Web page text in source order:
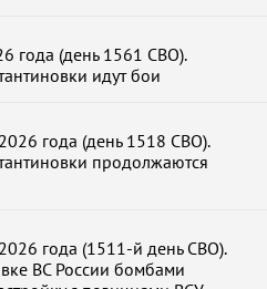
года (день 1561 СВО).
идут бои
года (день 1518 СВО).
продолжаются
года (1511-й день СВО).
ВС России бомбами